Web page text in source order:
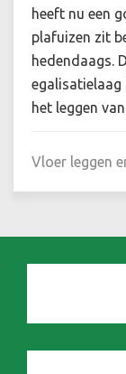
heeft nu een
plafuizen zit
hedendaags.
egalisatielaag
het leggen
Vloer leggen